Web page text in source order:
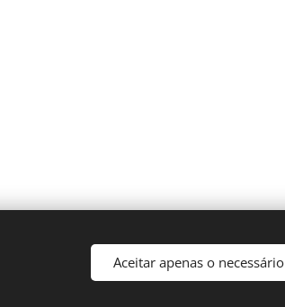
Aceitar apenas o necessário